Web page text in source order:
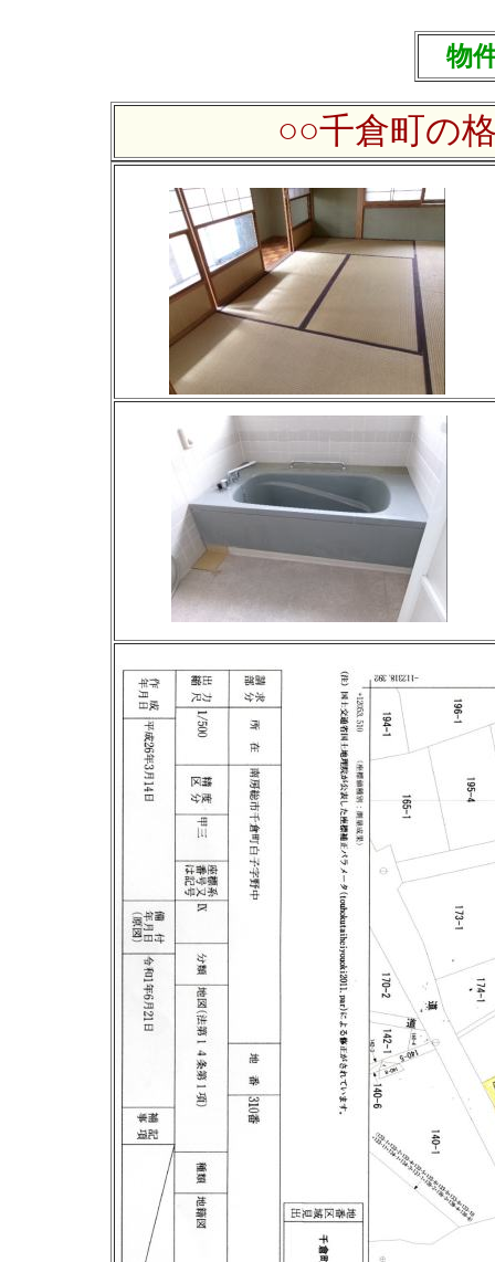
物
○○千倉町の